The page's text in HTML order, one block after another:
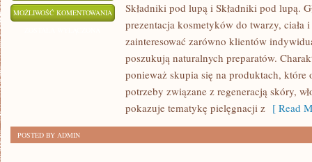
MOŻLIWOŚĆ KOMENTOWANIA KOSMETYKI
Składniki pod lupą i Składniki pod lupą.
prezentacja kosmetyków do twarzy, ciała
zainteresować zarówno klientów
poszukują naturalnych preparatów.
ponieważ skupia się na produktach, które
potrzeby związane z regeneracją skóry,
pokazuje tematykę pielęgnacji z [ Read
POSTED BY ADMIN